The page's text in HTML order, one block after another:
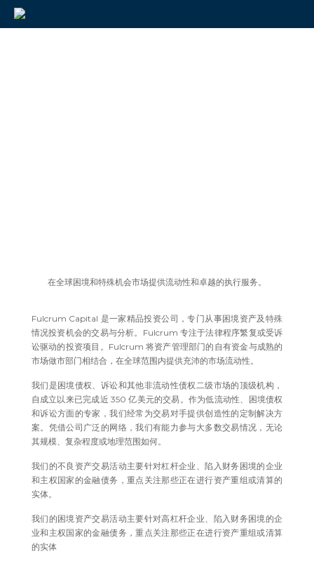
在全球困境和特殊机会市场提供流动性和卓越的执行服务。
Fulcrum Capital 是一家精品投资公司，专门从事困境资产及特殊
情况投资机会的交易与分析。Fulcrum 专注于法律程序繁复或受诉
讼驱动的投资项目。Fulcrum 将资产管理部门的自有资金与成熟的
市场做市部门相结合，在全球范围内提供充沛的市场流动性。
我们是困境债权、诉讼和其他非流动性债权二级市场的顶级机构，
自成立以来已完成近 350 亿美元的交易。作为低流动性、困境债权
和诉讼方面的专家，我们经常为交易对手提供创造性的定制解决方
案。凭借公司广泛的网络，我们有能力参与大多数交易情况，无论
其规模、复杂程度或地理范围如何。
我们的不良资产交易活动主要针对杠杆企业、陷入财务困境的企业
和主权国家的金融债务，重点关注那些正在进行资产重组或清算的
实体。
我们的困境资产交易活动主要针对高杠杆企业、陷入财务困境的企
业和主权国家的金融债务，重点关注那些正在进行资产重组或清算
的实体